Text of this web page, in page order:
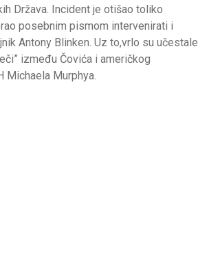
Država. Incident je otišao toliko
posebnim pismom intervenirati i
Antony Blinken. Uz to,vrlo su učestale
između Čovića i američkog
Michaela Murphya.